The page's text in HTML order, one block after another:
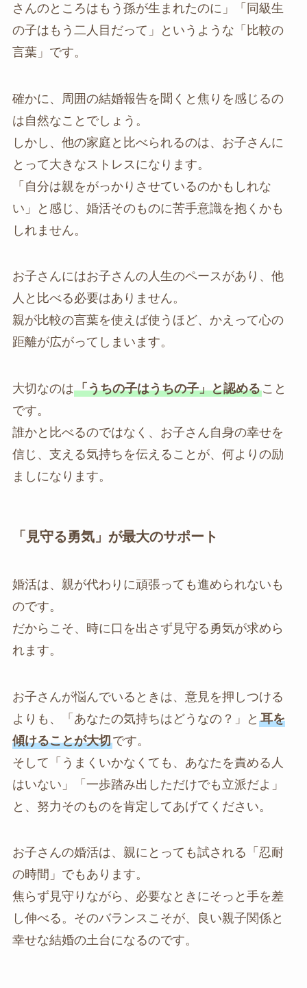
さんのところはもう孫が生まれたのに」「同級生
の子はもう二人目だって」というような「比較の
言葉」です。
確かに、周囲の結婚報告を聞くと焦りを感じるの
は自然なことでしょう。
しかし、他の家庭と比べられるのは、お子さんに
とって大きなストレスになります。
「自分は親をがっかりさせているのかもしれな
い」と感じ、婚活そのものに苦手意識を抱くかも
しれません。
お子さんにはお子さんの人生のペースがあり、他
人と比べる必要はありません。
親が比較の言葉を使えば使うほど、かえって心の
距離が広がってしまいます。
大切なのは「うちの子はうちの子」と認めること
です。
誰かと比べるのではなく、お子さん自身の幸せを
信じ、支える気持ちを伝えることが、何よりの励
ましになります。
「見守る勇気」が最大のサポート
婚活は、親が代わりに頑張っても進められないも
のです。
だからこそ、時に口を出さず見守る勇気が求めら
れます。
お子さんが悩んでいるときは、意見を押しつける
よりも、「あなたの気持ちはどうなの？」と 耳を
傾けることが大切です。
そして「うまくいかなくても、あなたを責める人
はいない」「一歩踏み出しただけでも立派だよ」
と、努力そのものを肯定してあげてください。
お子さんの婚活は、親にとっても試される「忍耐
の時間」でもあります。
焦らず見守りながら、必要なときにそっと手を差
し伸べる。そのバランスこそが、良い親子関係と
幸せな結婚の土台になるのです。